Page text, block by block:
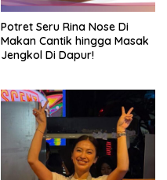
Potret Seru Rina Nose Di
Makan Cantik hingga Masak
Jengkol Di Dapur!